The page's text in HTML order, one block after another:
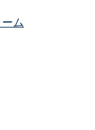
ム